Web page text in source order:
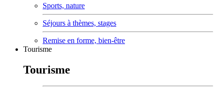
Sports, nature
Séjours à thèmes, stages
Remise en forme, bien-être
Tourisme
Tourisme